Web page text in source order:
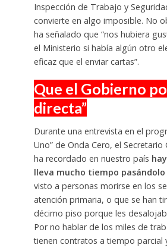
Inspección de Trabajo y
convierte en algo imposible. No
ha señalado que “nos hubiera
el Ministerio si había algún otro
eficaz que el enviar cartas”.
Que el Gobierno
directa”
Durante una entrevista en el
Uno” de Onda Cero, el Secretario
ha recordado en nuestro país
lleva mucho tiempo pasándolo
visto a personas morirse en los
atención primaria, o que se han
décimo piso porque les
Por no hablar de los miles de
tienen contratos a tiempo parcial